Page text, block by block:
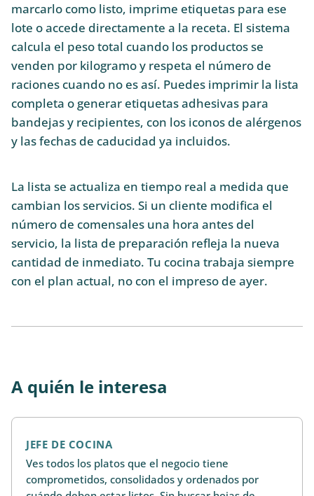
marcarlo como listo, imprime etiquetas para ese
lote o accede directamente a la receta. El sistema
calcula el peso total cuando los productos se
venden por kilogramo y respeta el número de
raciones cuando no es así. Puedes imprimir la lista
completa o generar etiquetas adhesivas para
bandejas y recipientes, con los iconos de alérgenos
y las fechas de caducidad ya incluidos.
La lista se actualiza en tiempo real a medida que
cambian los servicios. Si un cliente modifica el
número de comensales una hora antes del
servicio, la lista de preparación refleja la nueva
cantidad de inmediato. Tu cocina trabaja siempre
con el plan actual, no con el impreso de ayer.
A quién le interesa
JEFE DE COCINA
Ves todos los platos que el negocio tiene
comprometidos, consolidados y ordenados por